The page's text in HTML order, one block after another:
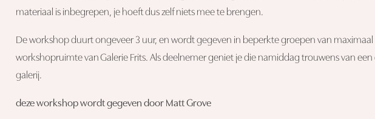
materiaal is inbegrepen, je hoeft dus zelf niets mee te brengen.
De workshop duurt ongeveer 3 uur, en wordt gegeven in beperkte groepen van maximaal
workshopruimte van Galerie Frits. Als deelnemer geniet je die namiddag trouwens van
galerij.
deze workshop wordt gegeven door Matt Grove